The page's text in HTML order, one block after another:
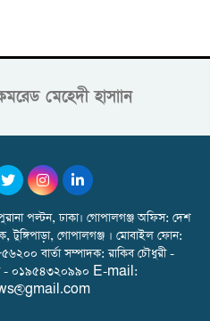
মেহেদী হাসাান
পল্টন, ঢাকা। গোপালগঞ্জ অফিস: দেশ
টুঙ্গিপাড়া, গোপালগঞ্জ । মোবাইল ফোন:
বার্তা সম্পাদক: রাকিব চৌধুরী -
- ০১৯৫৪৩২০৯৯০ E-mail: